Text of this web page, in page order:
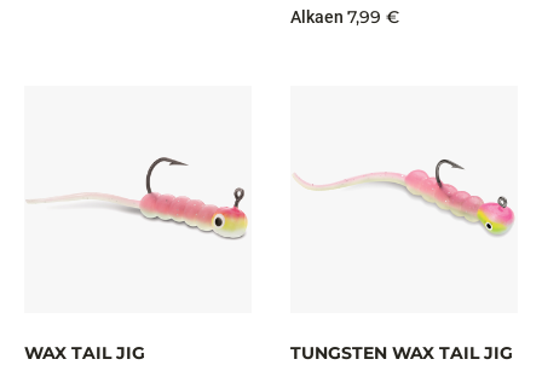
Alkaen 7,99 €
WAX TAIL JIG TUNGSTEN WAX TAIL JIG